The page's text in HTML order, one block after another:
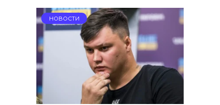
НОВОСТИ